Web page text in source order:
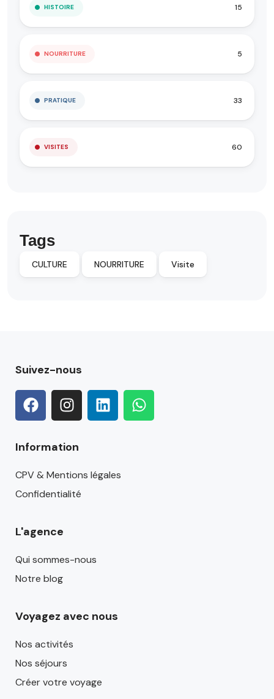
HISTOIRE 15
NOURRITURE 5
PRATIQUE 33
VISITES 60
Tags
CULTURE NOURRITURE Visite
Suivez-nous
Information
CPV & Mentions légales
Confidentialité
L'agence
Qui sommes-nous
Notre blog
Voyagez avec nous
Nos activités
Nos séjours
Créer votre voyage